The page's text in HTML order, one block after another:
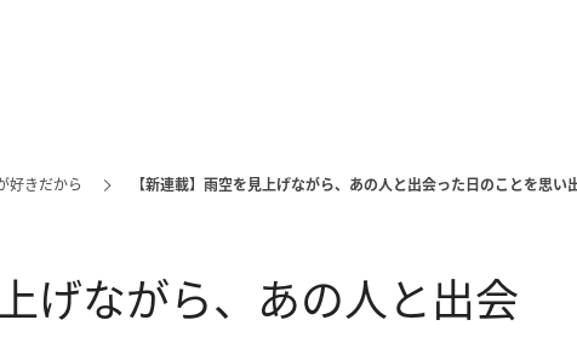
好きだから 【新連載】雨空を見上げながら、あの人と出会った日のことを思
げながら、あの人と出会